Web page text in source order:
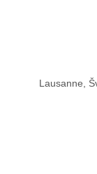
Lausanne,